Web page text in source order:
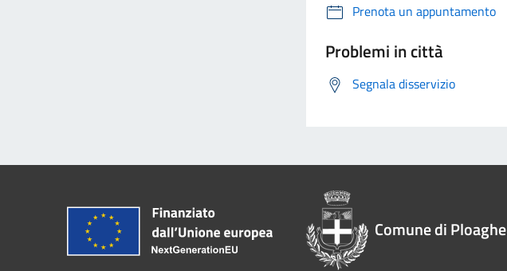
Prenota un appuntamento
Problemi in città
Segnala disservizio
Comune di Ploaghe